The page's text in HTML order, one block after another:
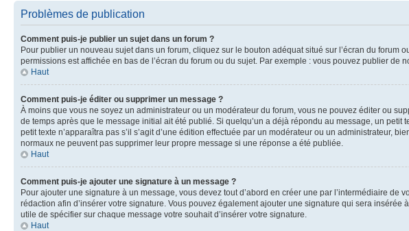
Problèmes de publication
Comment puis-je publier un sujet dans un forum ?
Pour publier un nouveau sujet dans un forum, cliquez sur le bouton adéquat situé sur l’écran du
permissions est affichée en bas de l’écran du forum ou du sujet. Par exemple : vous pouvez publier de
Haut
Comment puis-je éditer ou supprimer un message ?
À moins que vous ne soyez un administrateur ou un modérateur du forum, vous ne pouvez éditer ou
de temps après que le message initial ait été publié. Si quelqu’un a déjà répondu au message, un
petit texte n’apparaîtra pas s’il s’agit d’une édition effectuée par un modérateur ou un administrateur,
normaux ne peuvent pas supprimer leur propre message si une réponse a été publiée.
Haut
Comment puis-je ajouter une signature à un message ?
Pour ajouter une signature à un message, vous devez tout d’abord en créer une par l’intermédiaire
rédaction afin d’insérer votre signature. Vous pouvez également ajouter une signature qui sera
utile de spécifier sur chaque message votre souhait d’insérer votre signature.
Haut